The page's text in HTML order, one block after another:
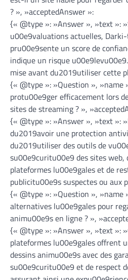
? », »acceptedAnswer »:
{« @type »: »Answer », »text »:
u00e9valuations actuelles,
pru00e9sente un score de
indique un risque
mise avant du2019utiliser cette
{« @type »: »Question », »name
protu00e9ger efficacement lors
sites de streaming ? »,
{« @type »: »Answer », »text »:
du2019avoir une protection
du2019utiliser des outils de
su00e9curitu00e9 des sites
plateformes lu00e9gales et de
publicitu00e9s suspectes ou aux
{« @type »: »Question », »name
alternatives lu00e9gales pour
animu00e9s en ligne ? »,
{« @type »: »Answer », »text »:
plateformes lu00e9gales offrent
dessins animu00e9s avec des
su00e9curitu00e9 et de respect